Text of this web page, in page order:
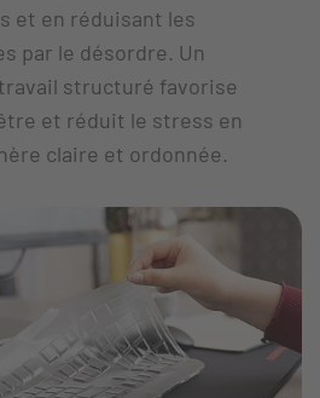
et en réduisant les
par le désordre. Un
structuré favorise
et réduit le stress en
claire et ordonnée.